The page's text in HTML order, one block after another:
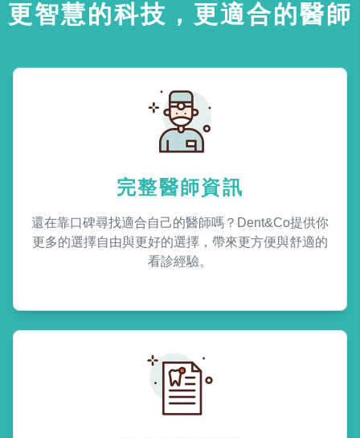
更智慧的科技，更適合的醫師
完整醫師資訊
還在靠口碑尋找適合自己的醫師嗎？Dent&Co提供你
更多的選擇自由與更好的選擇，帶來更方便與舒適的
看診經驗。